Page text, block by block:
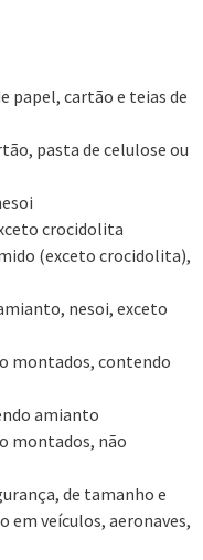
papel, cartão e teias de
pasta de celulose ou
crocidolita
(exceto crocidolita),
nesoi, exceto
montados, contendo
amianto
montados, não
de tamanho e
em veículos, aeronaves,